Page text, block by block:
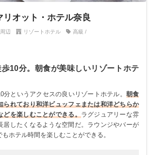
リオット・ホテル奈良
周辺 リゾートホテル 高級 /
10分。朝食が美味しいリゾートホテ
分というアクセスの良いリゾートホテル。 朝食
られており和洋ビュッフェまたは和洋どちらか
を楽しむことができる。 ラグジュアリーな雰
居したくなるような空間だ。ラウンジやバーが
ホテル時間を楽しむことができる。